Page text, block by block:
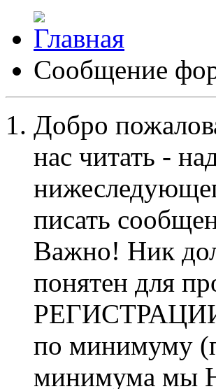
Сообщение
Добро
нас читать -
писать
Важно! Ник
понятен для
РЕГИСТРАЦИИ
по минимуму
минимума мы